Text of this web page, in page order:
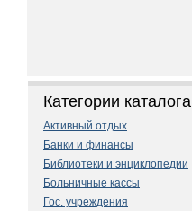
Категории каталога
Активный отдых
Банки и финансы
Библиотеки и энциклопедии
Больничные кассы
Гос. учреждения